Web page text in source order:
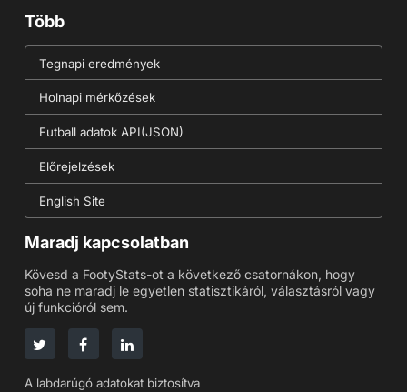
Több
Tegnapi eredmények
Holnapi mérkőzések
Futball adatok API(JSON)
Előrejelzések
English Site
Maradj kapcsolatban
Kövesd a FootyStats-ot a következő csatornákon, hogy
soha ne maradj le egyetlen statisztikáról, választásról vagy
új funkcióról sem.
A labdarúgó adatokat biztosítva